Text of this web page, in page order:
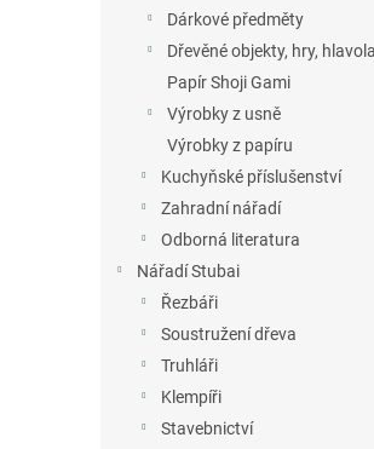
Dárkové předměty
Dřevěné objekty, hry,
Papír Shoji Gami
Výrobky z usně
Výrobky z papíru
Kuchyňské příslušenství
Zahradní nářadí
Odborná literatura
Nářadí Stubai
Řezbáři
Soustružení dřeva
Truhláři
Klempíři
Stavebnictví